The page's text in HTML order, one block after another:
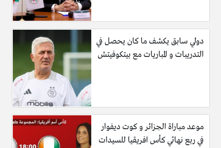
دولي سابق يكشف ما كان يحصل في
التدريبات و المباريات مع بيتكوفيتش
موعد مباراة الجزائر و كوت ديفوار
في ربع نهائي كأس افريقيا للسيدات